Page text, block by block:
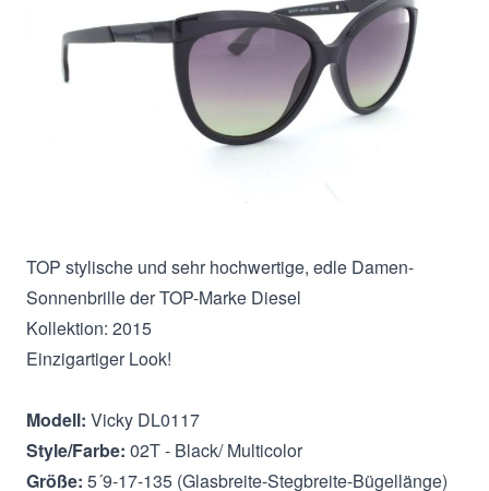
In den Warenkorb
TOP stylische und sehr hochwertige, edle Damen-
Sonnenbrille der TOP-Marke Diesel
Kollektion: 2015
Einzigartiger Look!
Modell: Vicky DL0117
Style/Farbe: 02T - Black/ Multicolor
Größe: 5´9-17-135 (Glasbreite-Stegbreite-Bügellänge)